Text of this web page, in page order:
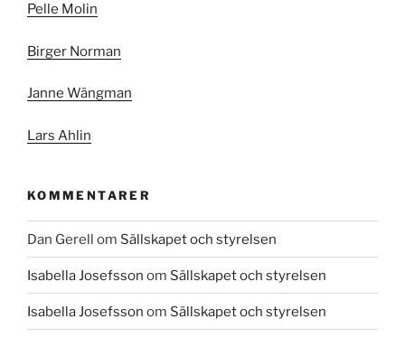
Pelle Molin
Birger Norman
Janne Wängman
Lars Ahlin
KOMMENTARER
Dan Gerell om Sällskapet och styrelsen
Isabella Josefsson om Sällskapet och styrelsen
Isabella Josefsson om Sällskapet och styrelsen